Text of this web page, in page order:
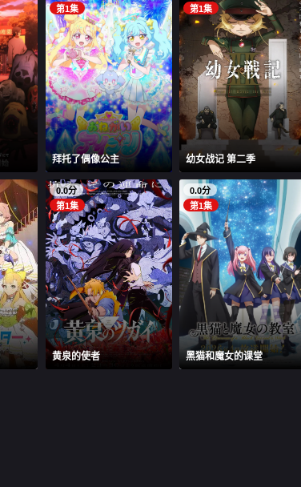
第1集
拜托了偶像公主
第1集
幼女战记 第二季
0.0分
第1集
黄泉的使者
0.0分
第1集
黑猫和魔女的课堂